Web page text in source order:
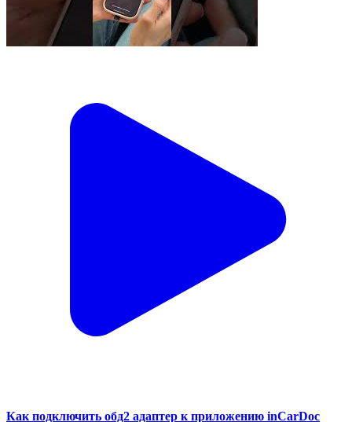
Как подключить обд2 адаптер к приложению inCarDoc